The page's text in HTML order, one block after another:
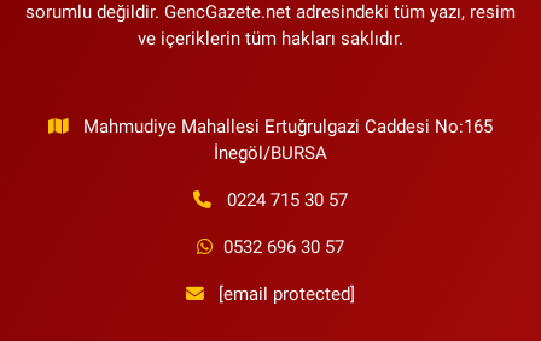
sorumlu değildir. GencGazete.net adresindeki tüm yazı, resim
ve içeriklerin tüm hakları saklıdır.
Mahmudiye Mahallesi Ertuğrulgazi Caddesi No:165
İnegöl/BURSA
0224 715 30 57
0532 696 30 57
[email protected]